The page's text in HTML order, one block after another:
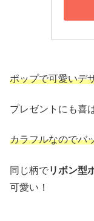
ポップで可愛いデ
プレゼントにも喜
カラフルなのでバ
同じ柄でリボン型
可愛い！